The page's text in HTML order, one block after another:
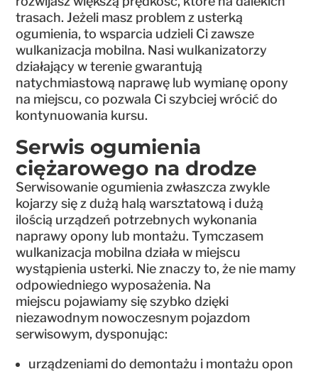
trasach. Jeżeli masz problem z usterką
ogumienia, to wsparcia udzieli Ci zawsze
wulkanizacja mobilna. Nasi wulkanizatorzy
działający w terenie gwarantują
natychmiastową naprawę lub wymianę opony
na miejscu, co pozwala Ci szybciej wrócić do
kontynuowania kursu.
Serwis ogumienia
ciężarowego na drodze
Serwisowanie ogumienia zwłaszcza zwykle
kojarzy się z dużą halą warsztatową i dużą
ilością urządzeń potrzebnych wykonania
naprawy opony lub montażu. Tymczasem
wulkanizacja mobilna działa w miejscu
wystąpienia usterki. Nie znaczy to, że nie mamy
odpowiedniego wyposażenia. Na
miejscu pojawiamy się szybko dzięki
niezawodnym nowoczesnym pojazdom
serwisowym, dysponując:
urządzeniami do demontażu i montażu opon